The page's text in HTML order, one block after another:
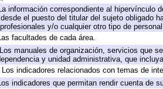
información correspondiente al hipervínculo
el puesto del titular del sujeto obligado
y/o cualquier otro tipo de
facultades de cada área.
manuales de organización, servicios que
y unidad administrativa, que
indicadores relacionados con temas de
indicadores que permitan rendir cuenta de